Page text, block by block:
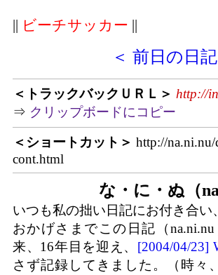
|| ビーチサッカー ||
＜ 前日の日記
＜トラックバックＵＲＬ＞ http://
⇒ クリップボードにコピー
＜ショートカット＞ http://
cont.html
な・に・ぬ（
いつも私の拙い日記にお付き合
おかげさまでこの日記（
来、16年目を迎え、 [2004/04/23]
さず記録してきました。（時々